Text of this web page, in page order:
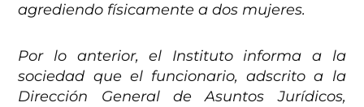
agrediendo físicamente a dos mujeres.
Por lo anterior, el Instituto informa a la
sociedad que el funcionario, adscrito a la
Dirección General de Asuntos Jurídicos,